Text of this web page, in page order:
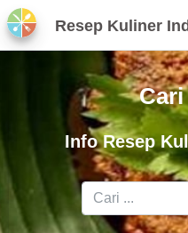
Resep Kuliner
Info Resep